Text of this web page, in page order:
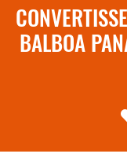
BALBOA